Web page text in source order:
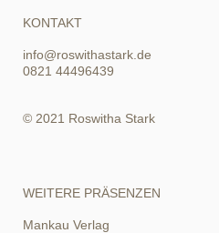
KONTAKT
info@roswithastark.de
0821 44496439
© 2021 Roswitha Stark
WEITERE PRÄSENZEN
Mankau Verlag